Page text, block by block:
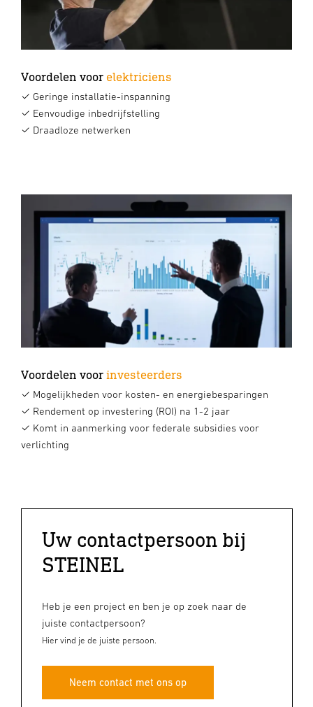
Voordelen voor elektriciens
✓ Geringe installatie-inspanning
✓ Eenvoudige inbedrijfstelling
✓ Draadloze netwerken
Voordelen voorinvesteerders
✓ Mogelijkheden voor kosten- en energiebesparingen
✓ Rendement op investering (ROI) na 1-2 jaar
✓ Komt in aanmerking voor federale subsidies voor
verlichting
Uw contactpersoon bij
STEINEL
Heb je een project en ben je op zoek naar de
juiste contactpersoon?
Hier vind je de juiste persoon.
Neem contact met ons op